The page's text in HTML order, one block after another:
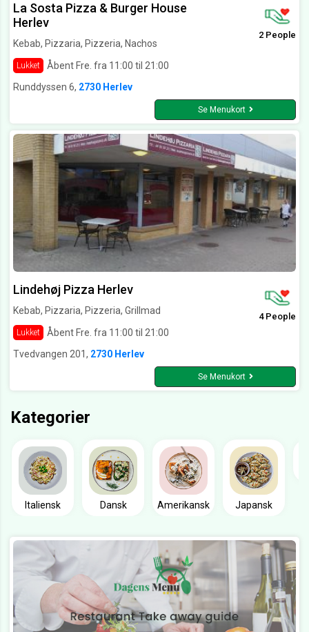
La Sosta Pizza & Burger House
Herlev
Kebab, Pizzaria, Pizzeria, Nachos
Lukket Åbent Fre. fra 11:00 til 21:00
2 People
Runddyssen 6, 2730 Herlev
Se Menukort
Lindehøj Pizza Herlev
Kebab, Pizzaria, Pizzeria, Grillmad
Lukket Åbent Fre. fra 11:00 til 21:00
4 People
Tvedvangen 201, 2730 Herlev
Se Menukort
Kategorier
Italiensk Dansk Amerikansk Japansk